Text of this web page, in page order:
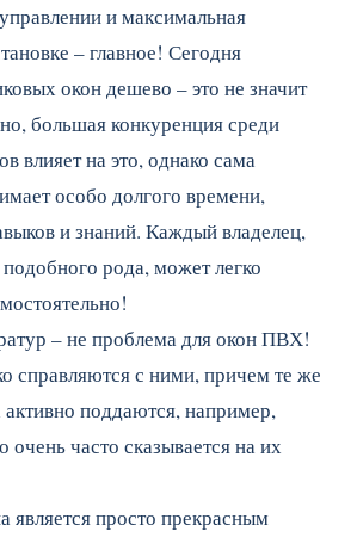
и максимальная
– главное! Сегодня
окон дешево – это не значит
большая конкуренция среди
влияет на это, однако сама
особо долгого времени,
и знаний. Каждый владелец,
рода, может легко
– не проблема для окон ПВХ!
справляются с ними, причем те же
поддаются, например,
очень часто сказывается на их
является просто прекрасным